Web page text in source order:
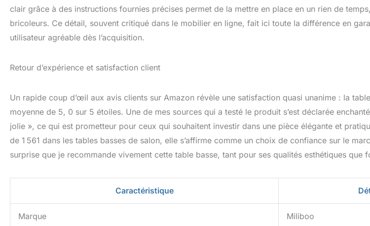
clair grâce à des instructions fournies précises permet de la mettre en place en un rien de
bricoleurs. Ce détail, souvent critiqué dans le mobilier en ligne, fait ici toute la différence en
utilisateur agréable dès l’acquisition.
Retour d’expérience et satisfaction client
Un rapide coup d’œil aux avis clients sur Amazon révèle une satisfaction quasi unanime : la
moyenne de 5, 0 sur 5 étoiles. Une de mes sources qui a testé le produit s’est déclarée
jolie », ce qui est prometteur pour ceux qui souhaitent investir dans une pièce élégante et
de 1 561 dans les tables basses de salon, elle s’affirme comme un choix de confiance sur le
surprise que je recommande vivement cette table basse, tant pour ses qualités esthétiques que
Caractéristique
Marque Miliboo